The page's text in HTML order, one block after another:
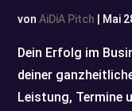
vonAiDiA Pitch Mai
Dein Erfolg im
deiner
Leistung, Termine